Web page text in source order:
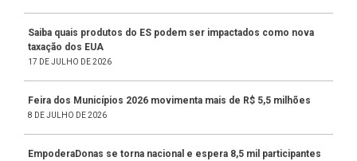
Saiba quais produtos do ES podem ser impactados como nova
taxação dos EUA
17 DE JULHO DE 2026
Feira dos Municípios 2026 movimenta mais de R$ 5,5 milhões
8 DE JULHO DE 2026
EmpoderaDonas se torna nacional e espera 8,5 mil participantes